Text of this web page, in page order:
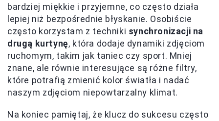
bardziej miękkie i przyjemne, co często działa
lepiej niż bezpośrednie błyskanie. Osobiście
często korzystam z techniki synchronizacji na
drugą kurtynę, która dodaje dynamiki zdjęciom
ruchomym, takim jak taniec czy sport. Mniej
znane, ale równie interesujące są różne filtry,
które potrafią zmienić kolor światła i nadać
naszym zdjęciom niepowtarzalny klimat.
Na koniec pamiętaj, że klucz do sukcesu często